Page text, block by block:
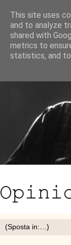
This site uses
and to analyze
shared with
metrics to
statistics, and